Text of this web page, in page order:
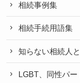
相続事例集
相続手続用語集
知らない相続人
LGBT、同性パ